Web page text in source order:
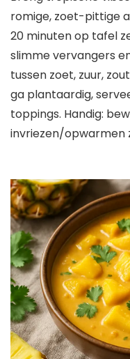
romige, zoet-pittige
20 minuten op tafel
slimme vervangers
tussen zoet, zuur,
ga plantaardig,
toppings. Handig:
invriezen/opwarmen